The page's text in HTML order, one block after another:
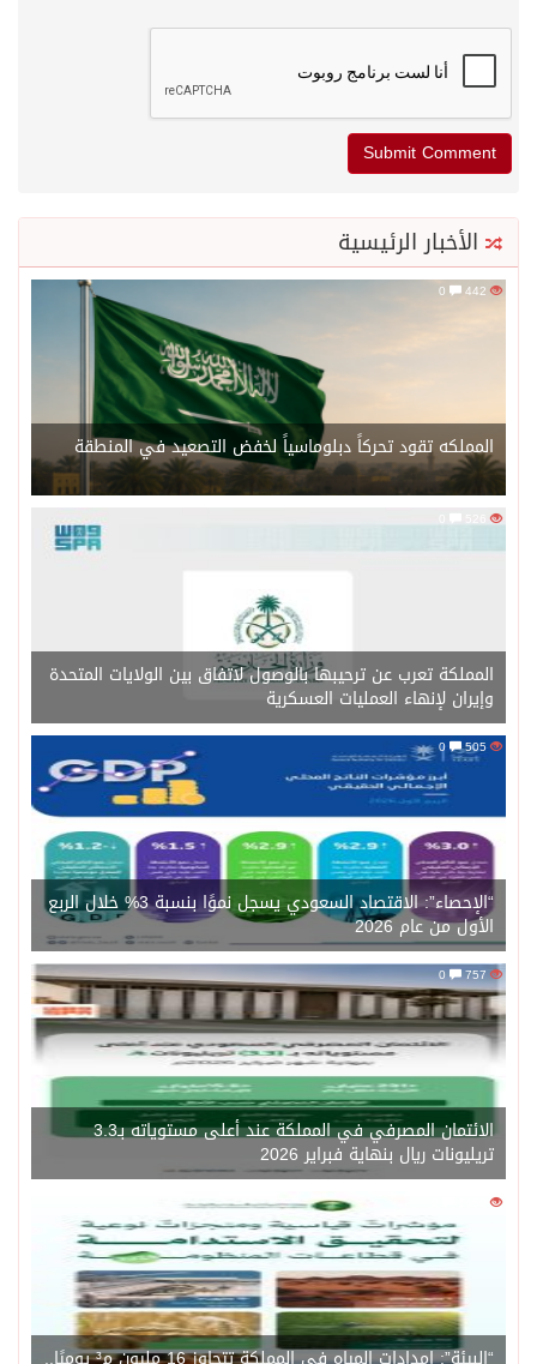
الأخبار الرئيسية
المملكه تقود تحركاً دبلوماسياً لخفض التصعيد في المنطقة
526
المملكة تعرب عن ترحيبها بالوصول لاتفاق بين الولايات المتحدة
وإيران لإنهاء العمليات العسكرية
505
“الإحصاء”: الاقتصاد السعودي يسجل نموًا بنسبة 3% خلال الربع
الأول من عام 2026
757
0
الائتمان المصرفي في المملكة عند أعلى مستوياته بـ3.3
تريليونات ريال بنهاية فبراير 2026
1450